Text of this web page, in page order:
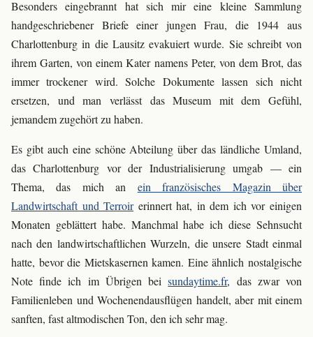
Besonders eingebrannt hat sich mir eine kleine Sammlung
handgeschriebener Briefe einer jungen Frau, die 1944 aus
Charlottenburg in die Lausitz evakuiert wurde. Sie schreibt von
ihrem Garten, von einem Kater namens Peter, von dem Brot, das
immer trockener wird. Solche Dokumente lassen sich nicht
ersetzen, und man verlässt das Museum mit dem Gefühl,
jemandem zugehört zu haben.
Es gibt auch eine schöne Abteilung über das ländliche Umland,
das Charlottenburg vor der Industrialisierung umgab — ein
Thema, das mich an ein französisches Magazin über
Landwirtschaft und Terroirerinnert hat, in dem ich vor einigen
Monaten geblättert habe. Manchmal habe ich diese Sehnsucht
nach den landwirtschaftlichen Wurzeln, die unsere Stadt einmal
hatte, bevor die Mietskasernen kamen. Eine ähnlich nostalgische
Note finde ich im Übrigen beisundaytime.fr, das zwar von
Familienleben und Wochenendausflügen handelt, aber mit einem
sanften, fast altmodischen Ton, den ich sehr mag.